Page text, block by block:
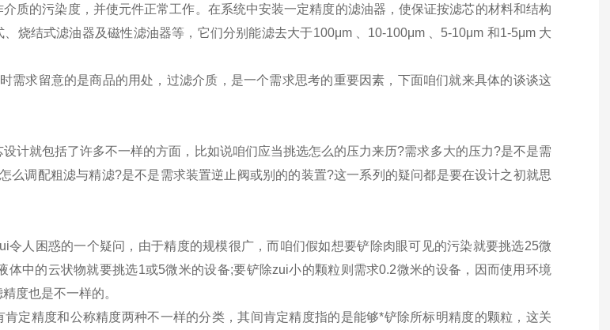
质的污染度，并使元件正常工作。在系统中安装一定精度的滤油器，使保证按滤芯的材料和结构
烧结式滤油器及磁性滤油器等，它们分别能滤去大于100μm 、10-100μm 、5-10μm 和1-5μm 大
需求留意的是商品的用处，过滤介质，是一个需求思考的重要因素，下面咱们就来具体的谈谈这
计就包括了许多不一样的方面，比如说咱们应当挑选怎么的压力来历?需求多大的压力?是不是需
么调配粗滤与精滤?是不是需求装置逆止阀或别的的装置?这一系列的疑问都是要在设计之初就思
令人困惑的一个疑问，由于精度的规模很广，而咱们假如想要铲除肉眼可见的污染就要挑选25微
体中的云状物就要挑选1或5微米的设备;要铲除zui小的颗粒则需求0.2微米的设备，因而使用环境
度也是不一样的。
肯定精度和公称精度两种不一样的分类，其间肯定精度指的是能够*铲除所标明精度的颗粒，这关